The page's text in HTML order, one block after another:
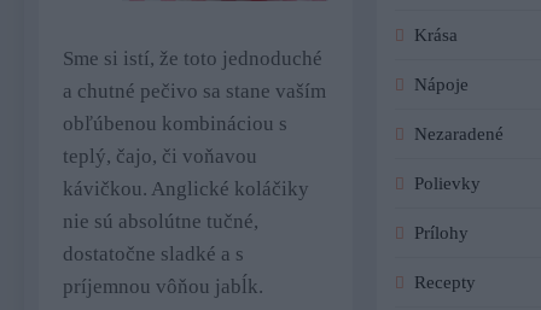
Sme si istí, že toto jednoduché
a chutné pečivo sa stane vaším
obľúbenou kombináciou s
teplý, čajo, či voňavou
kávičkou. Anglické koláčiky
nie sú absolútne tučné,
dostatočne sladké a s
príjemnou vôňou jabĺk.
Krása
Nápoje
Nezaradené
Polievky
Prílohy
Recepty